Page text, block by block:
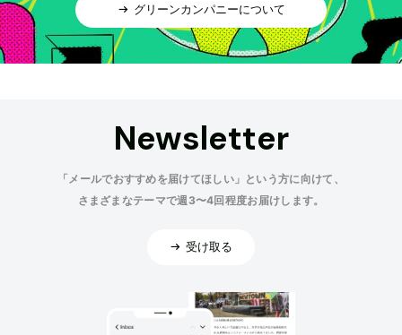
グリーンカンパニーについて
Newsletter
「メールでおすすめを届けてほしい」という方に向けて、
さまざまなテーマで週3〜4回程度お届けします。
受け取る